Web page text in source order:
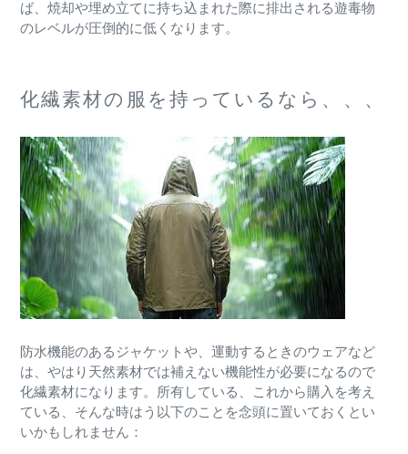
ば、焼却や埋め立てに持ち込まれた際に排出される遊毒物
のレベルが圧倒的に低くなります。
化繊素材の服を持っているなら、、、
防水機能のあるジャケットや、運動するときのウェアなど
は、やはり天然素材では補えない機能性が必要になるので
化繊素材になります。所有している、これから購入を考え
ている、そんな時はう以下のことを念頭に置いておくとい
いかもしれません：